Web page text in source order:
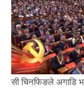
सी चिनफिङले अगाडि